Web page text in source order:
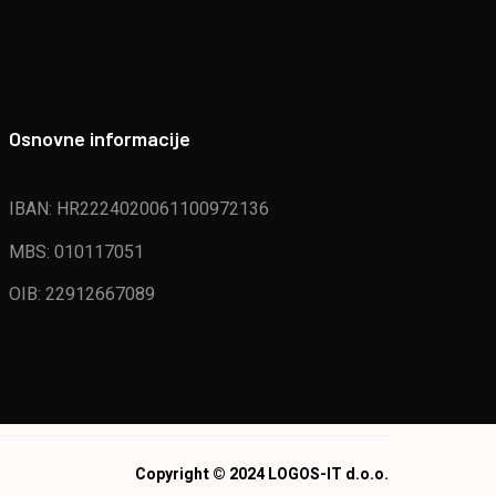
Osnovne informacije
IBAN: HR2224020061100972136
MBS: 010117051
OIB: 22912667089
Copyright © 2024 LOGOS-IT d.o.o.